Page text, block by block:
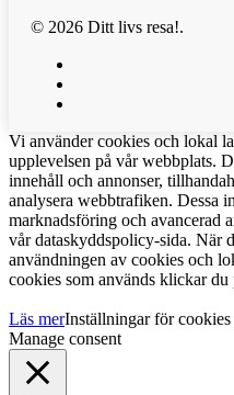
© 2026 Ditt livs resa!.
Vi använder cookies och lokal
upplevelsen på vår webbplats.
innehåll och annonser,
analysera webbtrafiken. Dessa
marknadsföring och avancerad
vår dataskyddspolicy-sida. När
användningen av cookies och
cookies som används klickar
Läs merInställningar för cookies
Manage consent